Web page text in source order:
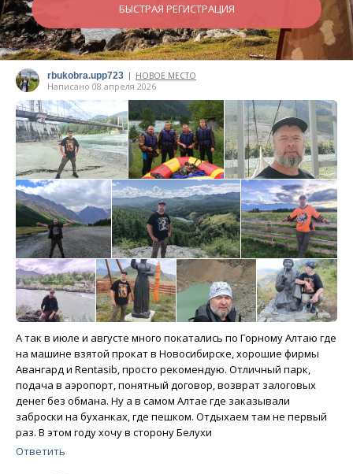
БЫСТРАЯ РЕГИСТРАЦИЯ
rbukobra.upp723 | НОВОЕ МЕСТО
Написано 08 апреля 2026
А так в июле и августе много покатались по Горному Алтаю где
на машине взятой прокат в Новосибирске, хорошие фирмы
Авангард и Rentasib, просто рекомендую. Отличный парк,
подача в аэропорт, понятный договор, возврат залоговых
денег без обмана. Ну а в самом Алтае где заказывали
заброски на буханках, где пешком. Отдыхаем там не первый
раз. В этом году хочу в сторону Белухи
Ответить